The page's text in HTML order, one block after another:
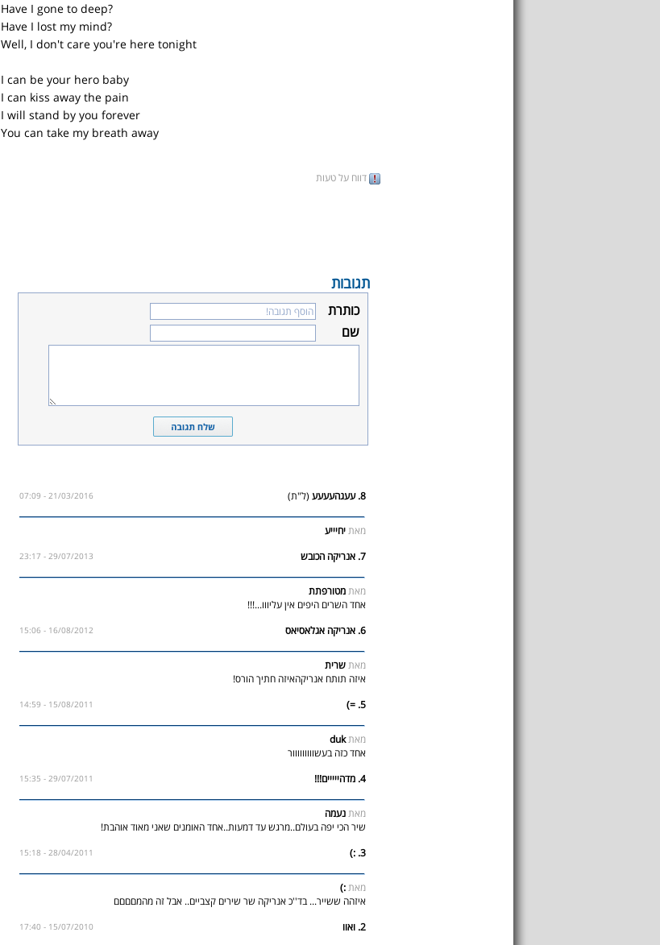
Have I gone to deep?
Have I lost my mind?
Well, I don't care you're here tonight
I can be your hero baby
I can kiss away the pain
I will stand by you forever
You can take my breath away
דווח על טעות
תגובות
כותרת
שם
8. עעגהעעעע (ל"ת) 21/03/2016 - 07:09
מאתיחיייע
7. אנריקה הכובש
29/07/2013 - 23:17
מאתמטורפתת
אחד השרים היפים אין עליווו...!!!
6. אנריקה אגלאסיאס
16/08/2012 - 15:06
מאתשרית
איזה תותח אנריקהאיזה חתיך הורס!
5. =)
15/08/2011 - 14:59
מאתduk
אחד כזה בעשווווווווור
4. מדהייייים!!!
29/07/2011 - 15:35
מאתנעמה
שיר הכי יפה בעולם..מרגש עד דמעות..אחד האומנים שאני מאוד אוהבת!
3. :)
28/04/2011 - 15:18
מאת:)
איזהה ששייר... בד''כ אנריקה שר שירים קצביים.. אבל זה מהמםםםם
2. ואוו
15/07/2010 - 17:40